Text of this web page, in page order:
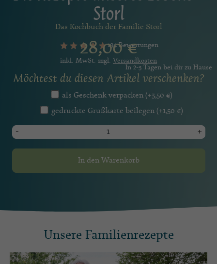
Storl
Das Kochbuch der Familie Storl
194 Bewertungen
28,00€
inkl. MwSt. zzgl. Versandkosten
In 2-3 Tagen bei dir zu Hause
Möchtest du diesen Artikel verschenken?
als Geschenk verpacken (+3,50 €)
gedruckte Grußkarte beilegen (+1,50 €)
- +
In den Warenkorb
Unsere Familienrezepte